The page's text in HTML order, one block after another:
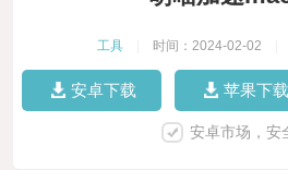
工具 时间：2024-02-02
安卓下载 苹果下载
安卓市场，安